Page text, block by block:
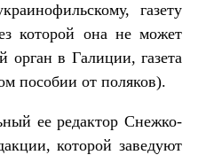
газету
которой она не может
орган в Галиции, газета
пособии от поляков).
ее редактор Снежко-
которой заведуют